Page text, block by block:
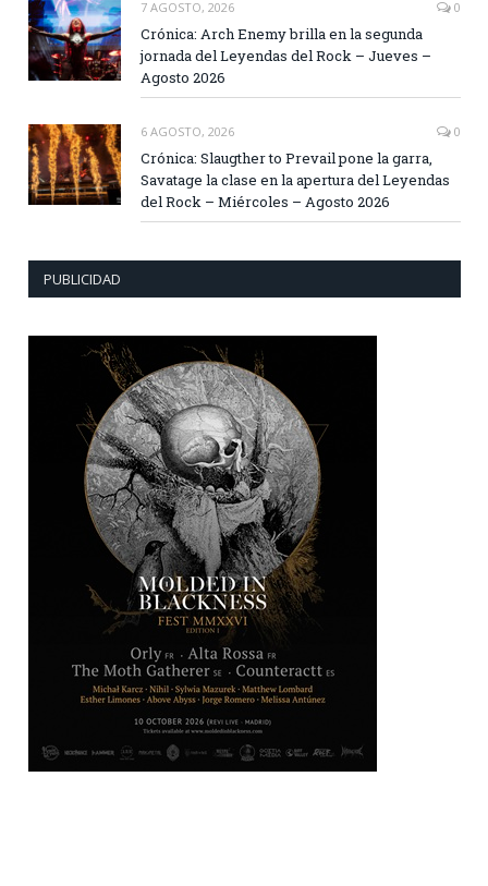
7 AGOSTO, 2026 0
Crónica: Arch Enemy brilla en la segunda
jornada del Leyendas del Rock – Jueves –
Agosto 2026
6 AGOSTO, 2026 0
Crónica: Slaugther to Prevail pone la garra,
Savatage la clase en la apertura del Leyendas
del Rock – Miércoles – Agosto 2026
PUBLICIDAD